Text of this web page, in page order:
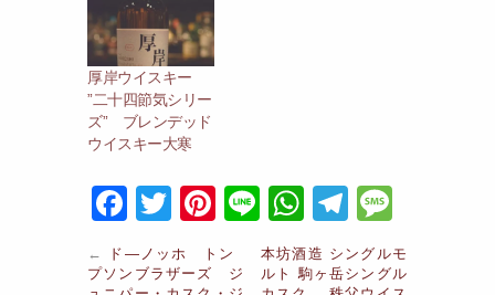
厚岸ウイスキー
”二十四節気シリー
ズ” ブレンデッド
ウイスキー大寒
F
c
T
w
itt
Pi
nt
er
Li
n
e
W
h
at
T
el
e
e
s
←
ド―ノッホ トン
プソンブラザーズ ジ
本坊酒造 シングルモ
ルト 駒ヶ岳シングル